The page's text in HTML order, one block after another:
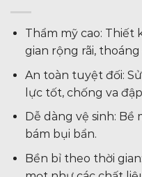
Thẩm mỹ cao:
gian rộng rãi,
An toàn tuyệt đối:
lực tốt, chống va
Dễ dàng vệ sinh:
bám bụi bẩn.
Bền bỉ theo thời